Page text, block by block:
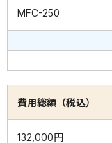
MFC-250
費用総額（税込）
132,000円